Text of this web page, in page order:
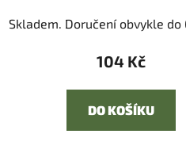
Skladem. Doručení obvykle do
104 Kč
DO KOŠÍKU